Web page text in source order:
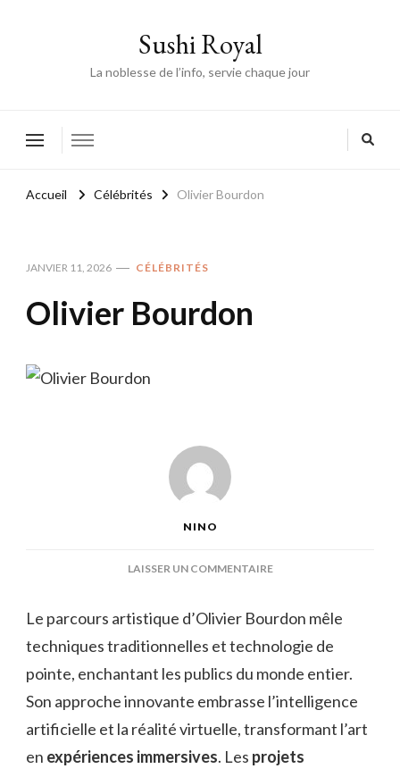
Sushi Royal
La noblesse de l’info, servie chaque jour
Accueil Célébrités Olivier Bourdon
JANVIER 11, 2026 CÉLÉBRITÉS
Olivier Bourdon
NINO
LAISSER UN COMMENTAIRESUR
Le parcours artistique d’Olivier Bourdon mêle
techniques traditionnelles et technologie de
pointe, enchantant les publics du monde entier.
Son approche innovante embrasse l’intelligence
artificielle et la réalité virtuelle, transformant l’art
en expériences immersives. Les projets